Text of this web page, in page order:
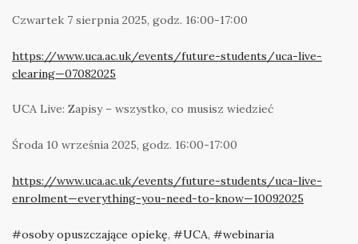
Czwartek 7 sierpnia 2025, godz. 16:00-17:00
https://www.uca.ac.uk/events/future-students/uca-live-
clearing—07082025
UCA Live: Zapisy – wszystko, co musisz wiedzieć
Środa 10 września 2025, godz. 16:00-17:00
https://www.uca.ac.uk/events/future-students/uca-live-
enrolment—everything-you-need-to-know—10092025
osoby opuszczające opiekę, UCA, webinaria